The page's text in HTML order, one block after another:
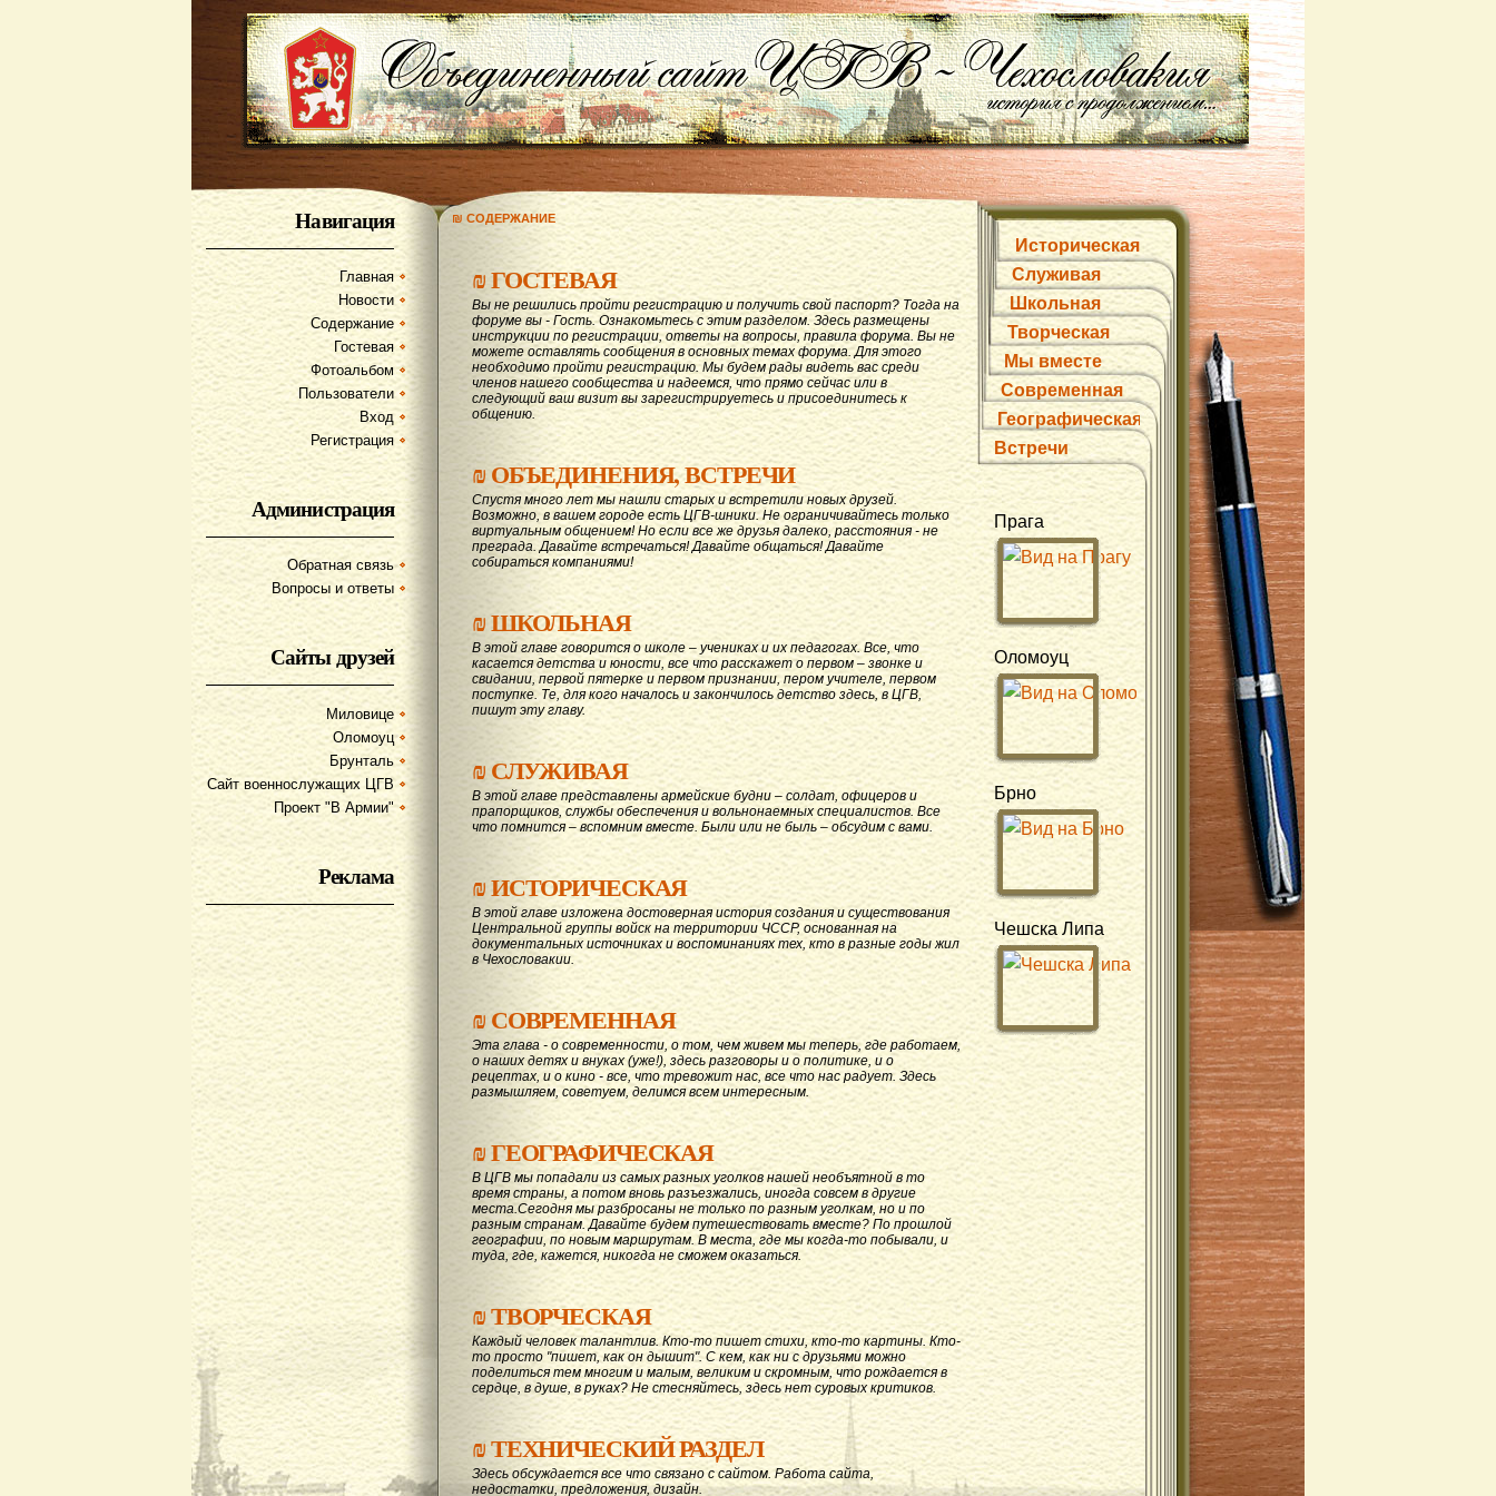
Навигация
Главная
Новости
Содержание
Гостевая
Фотоальбом
Пользователи
Вход
Регистрация
Администрация
Обратная связь
Вопросы и ответы
Сайты друзей
Миловице
Оломоуц
Брунталь
Сайт военнослужащих ЦГВ
Проект "В Армии"
Реклама
₪ СОДЕРЖАНИЕ
₪ГОСТЕВАЯ
Вы не решились пройти регистрацию и получить свой паспорт? Тогда на
форуме вы - Гость. Ознакомьтесь с этим разделом. Здесь размещены
инструкции по регистрации, ответы на вопросы, правила форума. Вы не
можете оставлять сообщения в основных темах форума. Для этого
необходимо пройти регистрацию. Мы будем рады видеть вас среди
членов нашего сообщества и надеемся, что прямо сейчас или в
следующий ваш визит вы зарегистрируетесь и присоединитесь к
общению.
₪ОБЪЕДИНЕНИЯ, ВСТРЕЧИ
Спустя много лет мы нашли старых и встретили новых друзей.
Возможно, в вашем городе есть ЦГВ-шники. Не ограничивайтесь только
виртуальным общением! Но если все же друзья далеко, расстояния - не
преграда. Давайте вcтречаться! Давайте общаться! Давайте
собираться компаниями!
₪ШКОЛЬНАЯ
В этой главе говорится о школе – учениках и их педагогах. Все, что
касается детства и юности, все что расскажет о первом – звонке и
свидании, первой пятерке и первом признании, пером учителе, первом
поступке. Те, для кого началось и закончилось детство здесь, в ЦГВ,
пишут эту главу.
₪СЛУЖИВАЯ
В этой главе представлены армейские будни – солдат, офицеров и
прапорщиков, службы обеспечения и вольнонаемных специалистов. Все
что помнится – вспомним вместе. Были или не быль – обсудим с вами.
₪ИСТОРИЧЕСКАЯ
В этой главе изложена достоверная история создания и существования
Центральной группы войск на территории ЧССР, основанная на
документальных источниках и воспоминаниях тех, кто в разные годы жил
в Чехословакии.
₪СОВРЕМЕННАЯ
Эта глава - о современности, о том, чем живем мы теперь, где работаем,
о наших детях и внуках (уже!), здесь разговоры и о политике, и о
рецептах, и о кино - все, что тревожит нас, все что нас радует. Здесь
размышляем, советуем, делимся всем интересным.
₪ГЕОГРАФИЧЕСКАЯ
В ЦГВ мы попадали из самых разных уголков нашей необъятной в то
время страны, а потом вновь разъезжались, иногда совсем в другие
места.Сегодня мы разбросаны не только по разным уголкам, но и по
разным странам. Давайте будем путешествовать вместе? По прошлой
географии, по новым маршрутам. В места, где мы когда-то побывали, и
туда, где, кажется, никогда не сможем оказаться.
₪ТВОРЧЕСКАЯ
Каждый человек талантлив. Кто-то пишет стихи, кто-то картины. Кто-
то просто "пишет, как он дышит". С кем, как ни с друзьями можно
поделиться тем многим и малым, великим и скромным, что рождается в
сердце, в душе, в руках? Не стесняйтесь, здесь нет суровых критиков.
₪ТЕХНИЧЕСКИЙ РАЗДЕЛ
Здесь обсуждается все что связано с сайтом. Работа сайта,
недостатки, предложения, дизайн.
Историческая
Служивая
Школьная
Творческая
Мы вместе
Современная
Географическая
Встречи
Прага
Оломоуц
Брно
Чешска Липа